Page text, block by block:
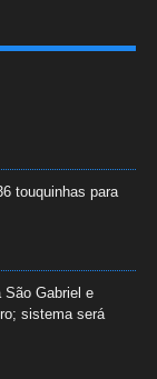
touquinhas para
São Gabriel e
sistema será